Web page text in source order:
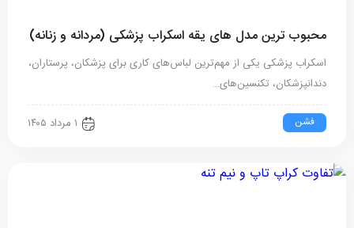
محبوب ترین مدل های یقه اسکراب پزشکی (مردانه و زنانه)
اسکراب پزشکی یکی از مهم‌ترین لباس‌های کاری برای پزشکان، پرستاران،
دندانپزشکان، تکنسین‌های…
فشن ۱ مرداد ۱۴۰۵